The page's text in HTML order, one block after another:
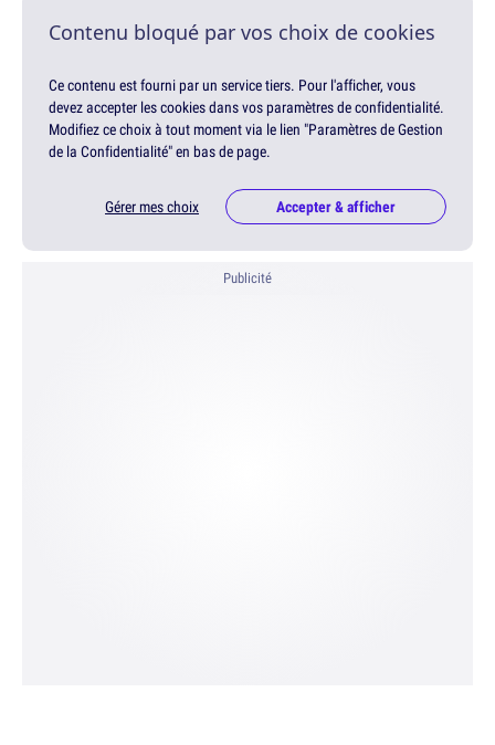
Contenu bloqué par vos choix de cookies
Ce contenu est fourni par un service tiers. Pour l'afficher, vous
devez accepter les cookies dans vos paramètres de confidentialité.
Modifiez ce choix à tout moment via le lien "Paramètres de Gestion
de la Confidentialité" en bas de page.
Gérer mes choix Accepter & afficher
Publicité